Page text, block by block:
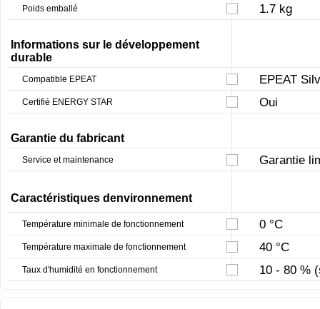
Poids emballé 1.7 kg
Informations sur le développement
durable
Compatible EPEAT EPEAT
Certifié ENERGY STAR Oui
Garantie du fabricant
Service et maintenance Garantie
Caractéristiques denvironnement
Température minimale de fonctionnement 0 °C
Température maximale de fonctionnement 40 °C
Taux d'humidité en fonctionnement 10 - 80 %